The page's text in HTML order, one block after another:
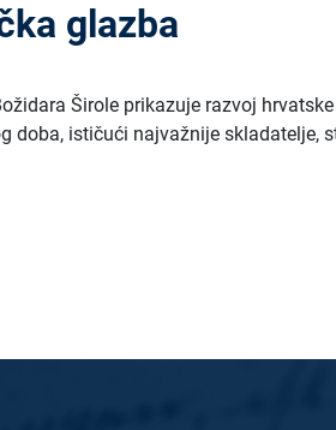
glazba
Širole prikazuje razvoj
doba, ističući najvažnije skladatelje,